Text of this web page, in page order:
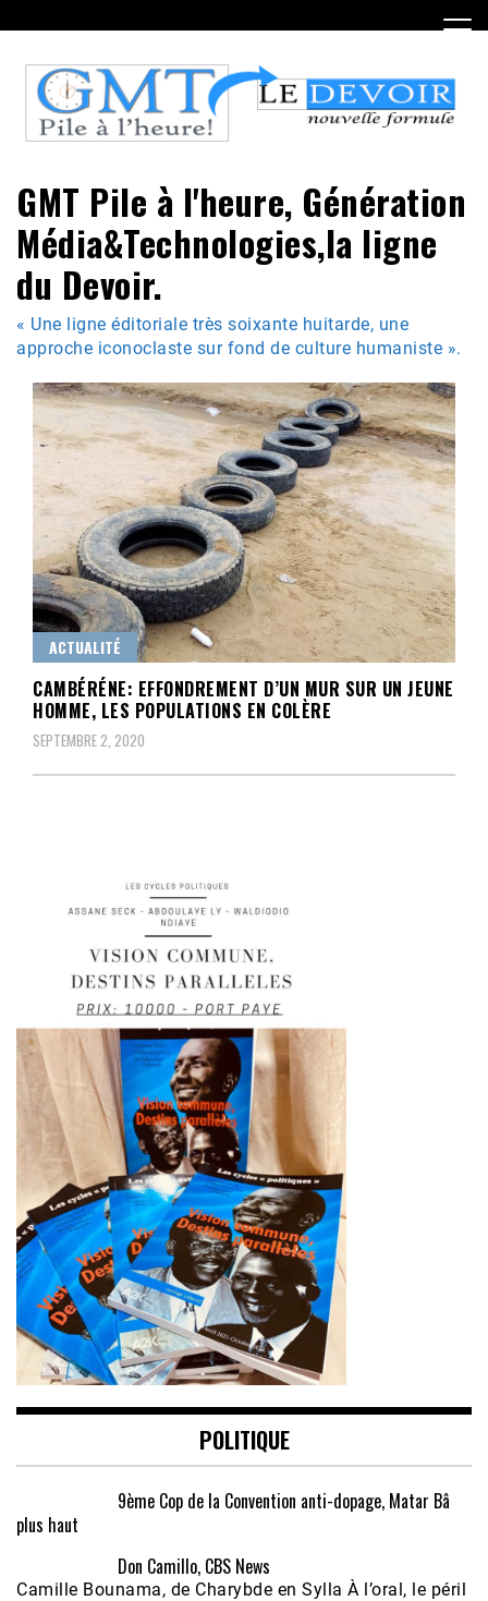
to
content
GMT Pile à l'heure, Génération
Média&Technologies,la ligne
du Devoir.
« Une ligne éditoriale très soixante huitarde, une
approche iconoclaste sur fond de culture humaniste ».
ACTUALITÉ
CAMBÉRÉNE: EFFONDREMENT D’UN MUR SUR UN JEUNE
HOMME, LES POPULATIONS EN COLÈRE
SEPTEMBRE 2, 2020
POLITIQUE
9ème Cop de la Convention anti-dopage, Matar Bâ
plus haut
Don Camillo, CBS News
Camille Bounama, de Charybde en Sylla À l’oral, le péril